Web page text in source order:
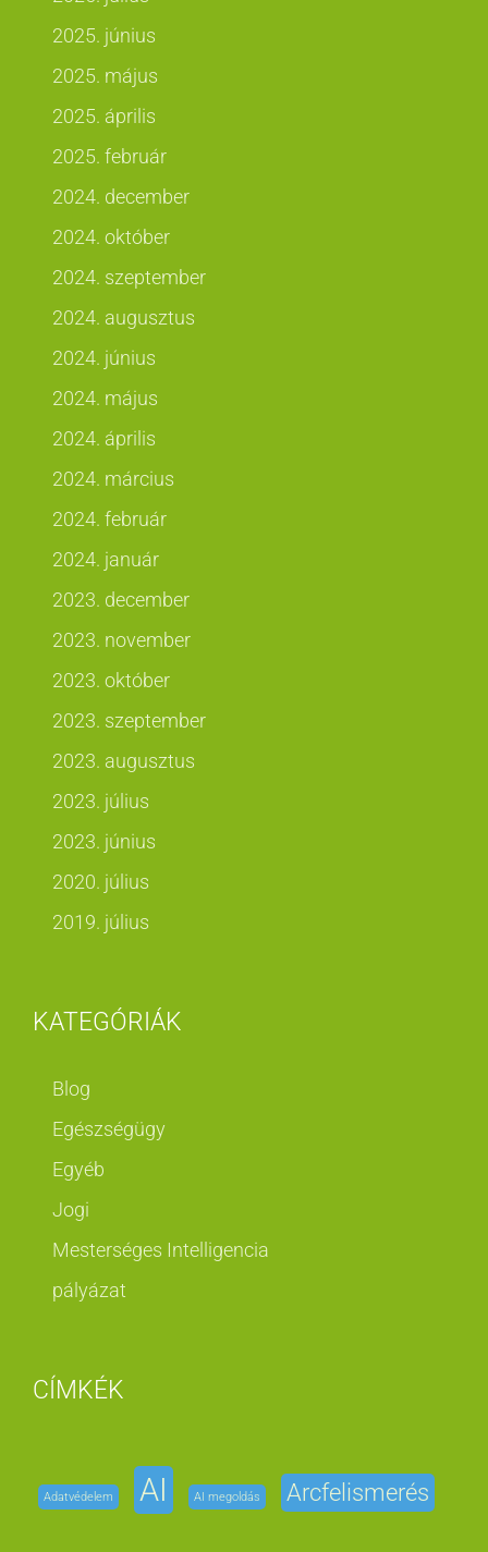
2025. június
2025. május
2025. április
2025. február
2024. december
2024. október
2024. szeptember
2024. augusztus
2024. június
2024. május
2024. április
2024. március
2024. február
2024. január
2023. december
2023. november
2023. október
2023. szeptember
2023. augusztus
2023. július
2023. június
2020. július
2019. július
KATEGÓRIÁK
Blog
Egészségügy
Egyéb
Jogi
Mesterséges Intelligencia
pályázat
CÍMKÉK
Adatvédelem AI AI megoldás Arcfelismerés